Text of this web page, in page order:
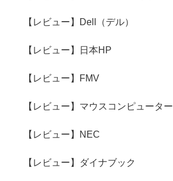
【レビュー】Dell（デル）
【レビュー】日本HP
【レビュー】FMV
【レビュー】マウスコンピューター
【レビュー】NEC
【レビュー】ダイナブック